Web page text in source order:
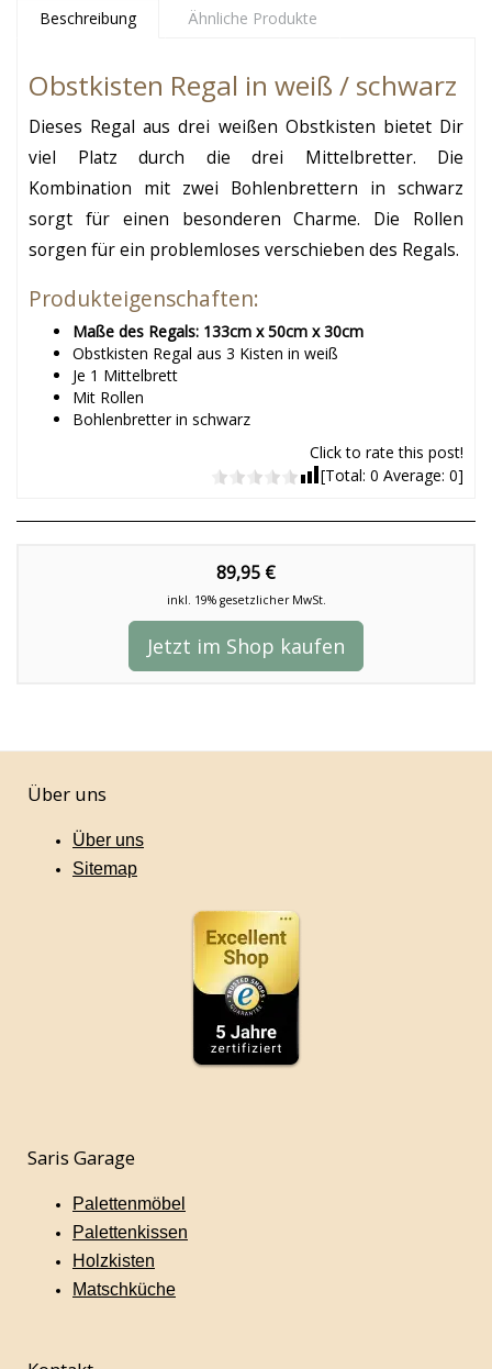
Beschreibung Ähnliche Produkte
Obstkisten Regal in weiß / schwarz
Dieses Regal aus drei weißen Obstkisten bietet Dir
viel Platz durch die drei Mittelbretter. Die
Kombination mit zwei Bohlenbrettern in schwarz
sorgt für einen besonderen Charme. Die Rollen
sorgen für ein problemloses verschieben des Regals.
Produkteigenschaften:
Maße des Regals: 133cm x 50cm x 30cm
Obstkisten Regal aus 3 Kisten in weiß
Je 1 Mittelbrett
Mit Rollen
Bohlenbretter in schwarz
Click to rate this post!
[Total: 0 Average: 0]
89,95 €
inkl. 19% gesetzlicher MwSt.
Jetzt im Shop kaufen
Über uns
Über uns
Sitemap
Saris Garage
Palettenmöbel
Palettenkissen
Holzkisten
Matschküche